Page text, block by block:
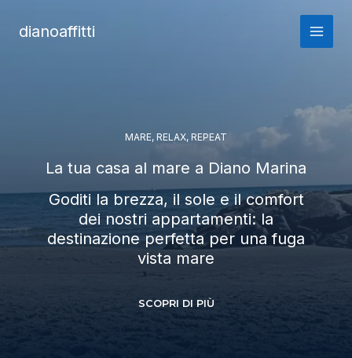
dianoaffitti
MARE, RELAX, REPEAT
La tua casa al mare a Diano Marina
Goditi la brezza, il sole e il comfort
dei nostri appartamenti: la
destinazione perfetta per una fuga
vista mare
SCOPRI DI PIÙ